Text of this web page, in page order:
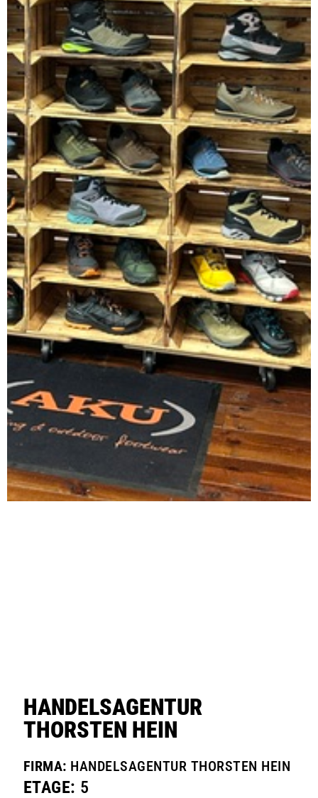
HANDELSAGENTUR
THORSTEN HEIN
FIRMA: HANDELSAGENTUR THORSTEN HEIN
ETAGE: 5